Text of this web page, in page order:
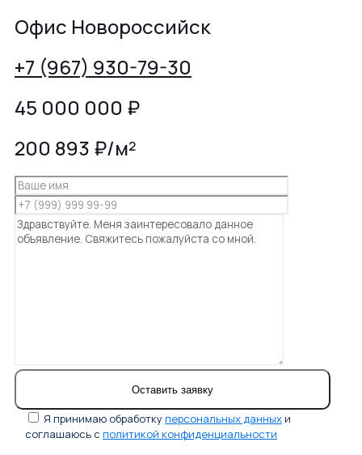
Офис Новороссийск
+7 (967) 930-79-30
45 000 000 ₽
200 893 ₽/м²
Я принимаю обработкуперсональных данных и
соглашаюсь с политикой конфиденциальности